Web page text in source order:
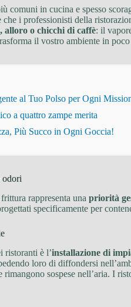
comuni in cucina e spesso
i professionisti della
alloro o chicchi di caffè: il
il vostro ambiente in
al Tuo Polso per Ogni
a quattro zampe merita
Più Succo in Ogni Goccia!
odori
rappresenta una priorità
specificamente per
ristoranti è l’installazione di
loro di diffondersi
sospese nell’aria. I